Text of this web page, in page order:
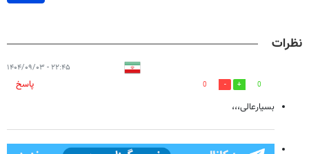
نظرات
۲۲:۴۵ - ۱۴۰۴/۰۹/۰۳
0
0
پاسخ
بسیارعالی،،،